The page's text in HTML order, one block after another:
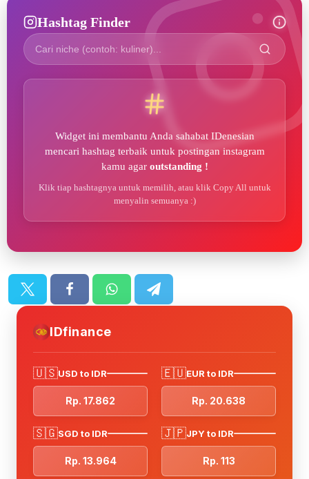
Hashtag Finder
Widget ini membantu Anda sahabat IDenesian
mencari hashtag terbaik untuk postingan instagram
kamu agar outstanding !
Klik tiap hashtagnya untuk memilih, atau klik Copy All untuk
menyalin semuanya :)
IDfinance
🇺🇸USD to IDR
Rp. 17.862
🇪🇺EUR to IDR
Rp. 20.638
🇸🇬SGD to IDR
Rp. 13.964
🇯🇵JPY to IDR
Rp. 113